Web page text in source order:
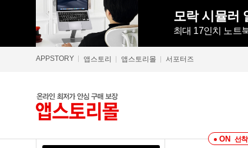
최대 17인치 노트
APPSTORY 앱스토리 앱스토리몰 서포터즈
ON 선